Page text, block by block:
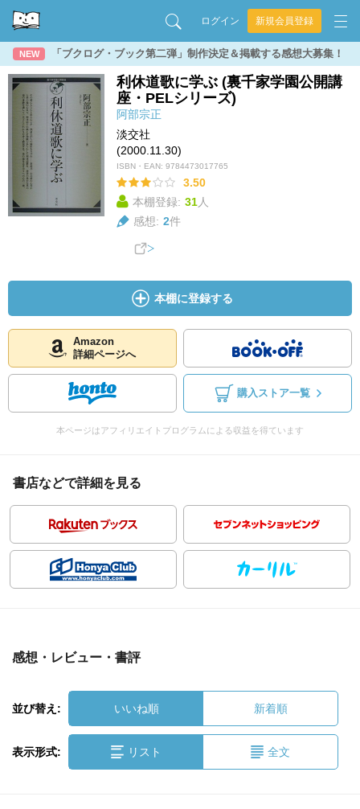
ログイン 新規会員登録
NEW 「ブクログ・ブック第二弾」制作決定＆掲載する感想大募集！
利休道歌に学ぶ (裏千家学園公開講
座・PELシリーズ)
阿部宗正
淡交社
(2000.11.30)
ISBN・EAN: 9784473017765
3.50
本棚登録: 31人
感想: 2件
本棚に登録する
Amazon
詳細ページへ
購入ストア一覧
本ページはアフィリエイトプログラムによる収益を得ています
書店などで詳細を見る
感想・レビュー・書評
並び替え: いいね順 新着順
表示形式: リスト 全文